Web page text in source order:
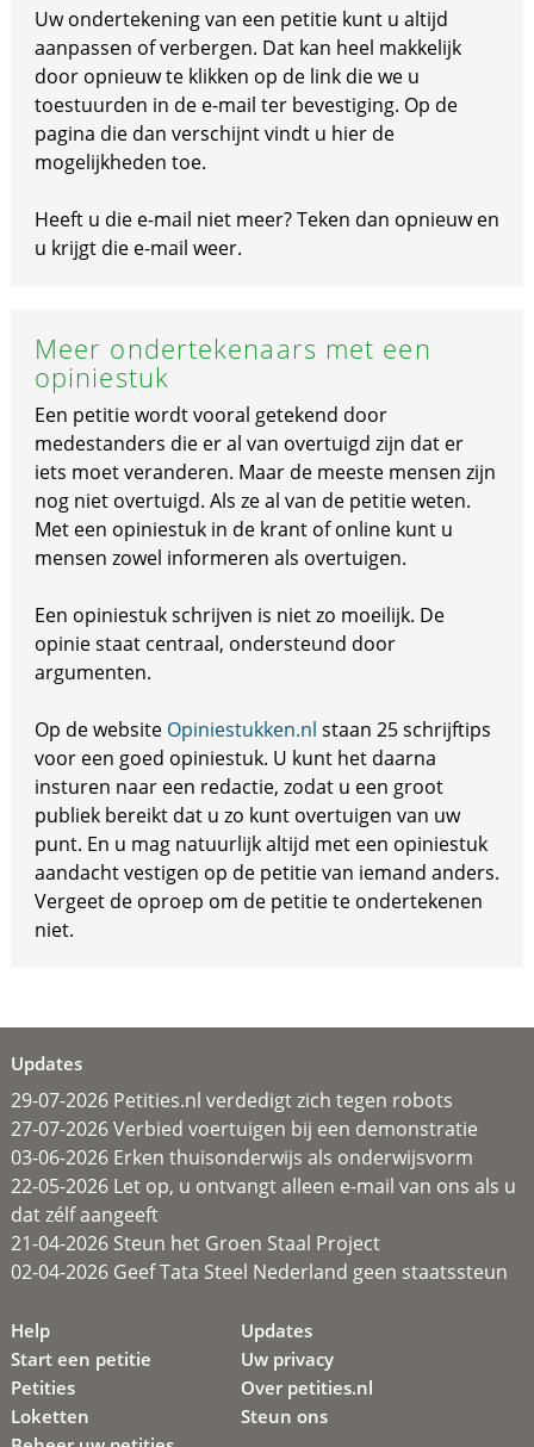
Uw ondertekening van een petitie kunt u altijd
aanpassen of verbergen. Dat kan heel makkelijk
door opnieuw te klikken op de link die we u
toestuurden in de e-mail ter bevestiging. Op de
pagina die dan verschijnt vindt u hier de
mogelijkheden toe.
Heeft u die e-mail niet meer? Teken dan opnieuw en
u krijgt die e-mail weer.
Meer ondertekenaars met een
opiniestuk
Een petitie wordt vooral getekend door
medestanders die er al van overtuigd zijn dat er
iets moet veranderen. Maar de meeste mensen zijn
nog niet overtuigd. Als ze al van de petitie weten.
Met een opiniestuk in de krant of online kunt u
mensen zowel informeren als overtuigen.
Een opiniestuk schrijven is niet zo moeilijk. De
opinie staat centraal, ondersteund door
argumenten.
Op de website Opiniestukken.nl staan 25 schrijftips
voor een goed opiniestuk. U kunt het daarna
insturen naar een redactie, zodat u een groot
publiek bereikt dat u zo kunt overtuigen van uw
punt. En u mag natuurlijk altijd met een opiniestuk
aandacht vestigen op de petitie van iemand anders.
Vergeet de oproep om de petitie te ondertekenen
niet.
Updates
29-07-2026 Petities.nl verdedigt zich tegen robots
27-07-2026 Verbied voertuigen bij een demonstratie
03-06-2026 Erken thuisonderwijs als onderwijsvorm
22-05-2026 Let op, u ontvangt alleen e-mail van ons als u
dat zélf aangeeft
21-04-2026 Steun het Groen Staal Project
02-04-2026 Geef Tata Steel Nederland geen staatssteun
Help
Start een petitie
Petities
Loketten
Updates
Uw privacy
Over petities.nl
Steun ons